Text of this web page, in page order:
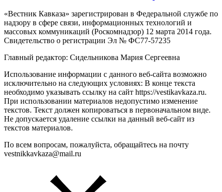
«Вестник Кавказа» зарегистрирован в Федеральной службе по
надзору в сфере связи, информационных технологий и
массовых коммуникаций (Роскомнадзор) 12 марта 2014 года.
Свидетельство о регистрации Эл № ФС77-57235
Главный редактор: Сидельникова Мария Сергеевна
Использование информации с данного веб-сайта возможно
исключительно на следующих условиях: В конце текста
необходимо указывать ссылку на сайт https://vestikavkaza.ru.
При использовании материалов недопустимо изменение
текстов. Текст должен копироваться в первоначальном виде.
Не допускается удаление ссылки на данный веб-сайт из
текстов материалов.
По всем вопросам, пожалуйста, обращайтесь на почту
vestnikkavkaza@mail.ru